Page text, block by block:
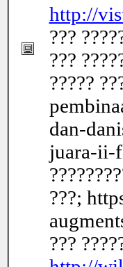
http://
???
???
?????
dan-
juara-ii-
???;
???